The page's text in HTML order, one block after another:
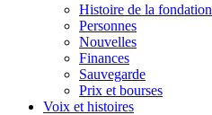
Histoire de la fondation
Personnes
Nouvelles
Finances
Sauvegarde
Prix et bourses
Voix et histoires